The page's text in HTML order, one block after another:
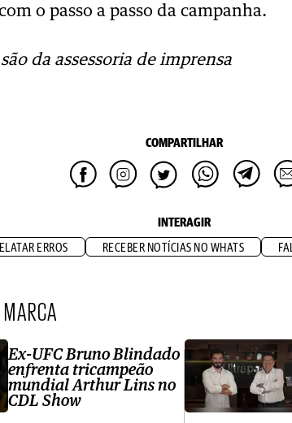
o passo a passo da campanha.
da assessoria de imprensa
COMPARTILHAR
INTERAGIR
ERROS RECEBER NOTÍCIAS NO WHATS
Ex-UFC Bruno Blindado
enfrenta tricampeão
mundial Arthur Lins no
CDL Show